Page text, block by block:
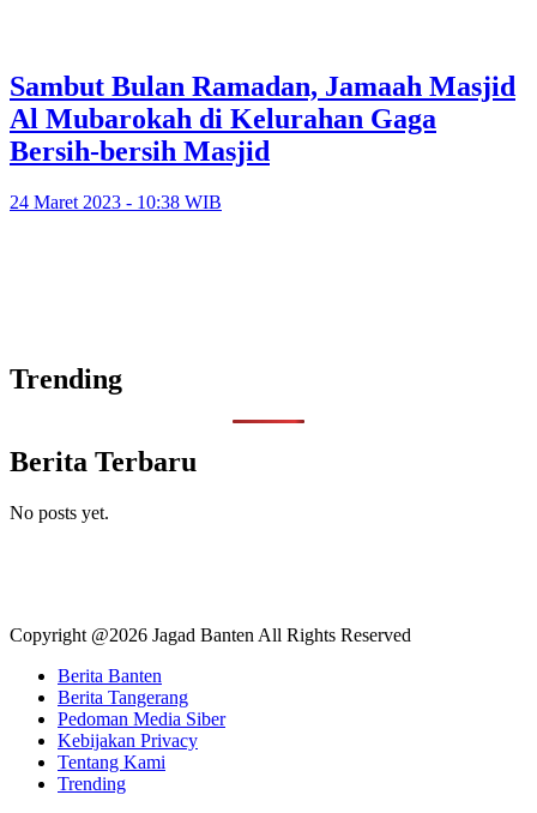
Sambut Bulan Ramadan, Jamaah Masjid
Al Mubarokah di Kelurahan Gaga
Bersih-bersih Masjid
24 Maret 2023 - 10:38 WIB
Trending
Berita Terbaru
No posts yet.
Copyright @2026 Jagad Banten All Rights Reserved
Berita Banten
Berita Tangerang
Pedoman Media Siber
Kebijakan Privacy
Tentang Kami
Trending